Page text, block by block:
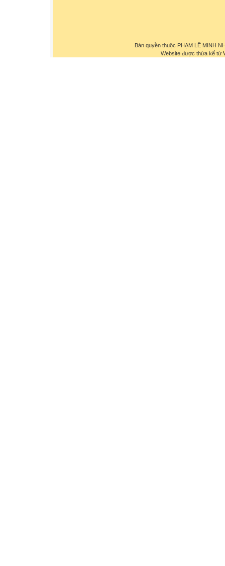
Bản quyền thuộc PHẠM LÊ MINH
Website được thừa kế từ